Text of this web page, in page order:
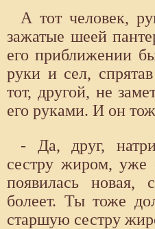
А тот человек,
зажатые шеей
его приближении
руки и сел,
тот, другой, не
его руками. И он
- Да, друг,
сестру жиром, уже
появилась
болеет. Ты тоже
старшую сестру